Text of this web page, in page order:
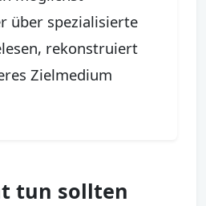
über spezialisierte
rekonstruiert
Zielmedium
tun sollten